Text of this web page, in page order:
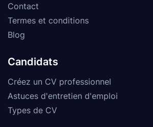
Contact
Termes et conditions
Blog
Candidats
Créez un CV professionnel
Astuces d'entretien d'emploi
Types de CV